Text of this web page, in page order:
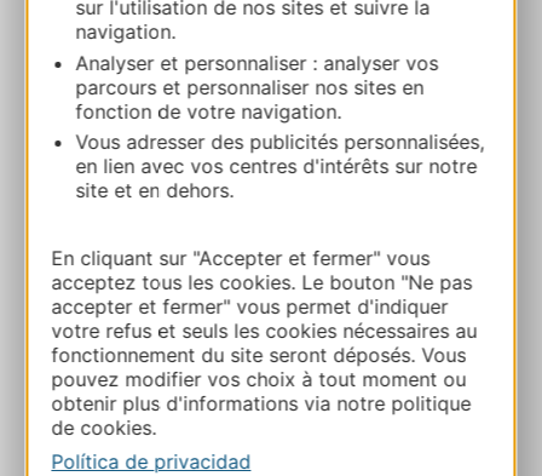
sur l'utilisation de nos sites et suivre la
navigation.
Analyser et personnaliser : analyser vos
parcours et personnaliser nos sites en
fonction de votre navigation.
Vous adresser des publicités personnalisées,
en lien avec vos centres d'intérêts sur notre
site et en dehors.
En cliquant sur "Accepter et fermer" vous
acceptez tous les cookies. Le bouton "Ne pas
accepter et fermer" vous permet d'indiquer
votre refus et seuls les cookies nécessaires au
fonctionnement du site seront déposés. Vous
pouvez modifier vos choix à tout moment ou
obtenir plus d'informations via notre politique
de cookies.
Política de privacidad
LES JARDINS SUSPENDUS SÈTE –
CHAMBRE D’HÔTES EVASION 2 PERS.
34200 SETE
Ruta y acceso
+33 6 73 13 81 36
E-mail
Sitio web